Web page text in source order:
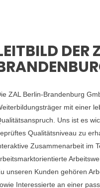
DER
ZAL Berlin-Brandenburg
mit einer
Uns ist es
Qualitätsniveau zu
Zusammenarbeit im
unseren Kunden gehören
Interessierte an einer